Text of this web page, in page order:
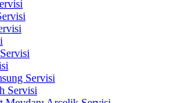
Servisi
Servisi